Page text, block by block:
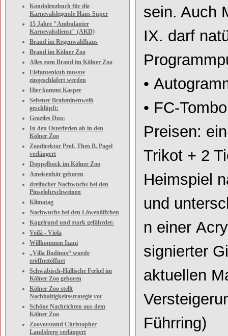
Kondolenzbuch für die
Karnevalslegende Hans Süper
15 Jahre "Ambulanter
Karnevalsdienst" (AKD)
Brand im Regenwaldhaus
Brand im Kölner Zoo
Alles zum Brand im Kölner Zoo
Elefantenkuh musste
eingeschläfert werden
Hier kommt Kasper
Seltener Brahminenweih
geschlüpft:
Graziles Duo:
In den Osterferien ab in den
Kölner Zoo
Zoodirektor Prof. Theo B. Pagel
verlängert
Doppelbock im Kölner Zoo
Ameisenbär geboren
dreifacher Nachwuchs bei den
Pinselohrschweinen
Klimatag
Nachwuchs bei den Löwenäffchen
Kugelrund und stark gefährdet:
Voilá - Viola
Willkommen Izani
„Villa Bodinus“ wurde
eröffnetöffnet
Schwäbisch-Hällische Ferkel im
Kölner Zoo geboren
Kölner Zoo stellt
Nachhaltigkeitsstrategie vor
Schöne Nachrichten aus dem
Kölner Zoo
Zoovorstand Christopher
Landsberg verlängert
sein. Auch
IX. darf
•
• FC-
Preisen:
Trikot + 2
Heimspiel
und
n einer
signierter
aktuellen
Führring)